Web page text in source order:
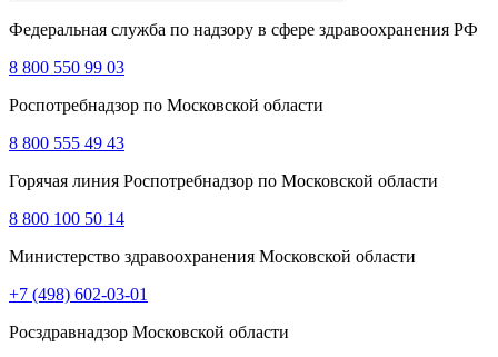
Федеральная служба по надзору в сфере здравоохранения РФ
8 800 550 99 03
Роспотребнадзор по Московской области
8 800 555 49 43
Горячая линия Роспотребнадзор по Московской области
8 800 100 50 14
Министерство здравоохранения Московской области
+7 (498) 602-03-01
Росздравнадзор Московской области